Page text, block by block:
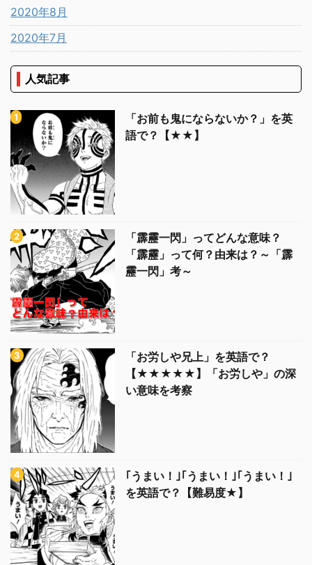
2020年8月
2020年7月
人気記事
「お前も鬼にならないか？」を英
語で？【★★】
「霹靂一閃」ってどんな意味？
「霹靂」って何？由来は？～「霹
靂一閃」考～
「お労しや兄上」を英語で？
【★★★★★】「お労しや」の深
い意味を考察
｢うまい！｣｢うまい！｣｢うまい！｣
を英語で？【難易度★】